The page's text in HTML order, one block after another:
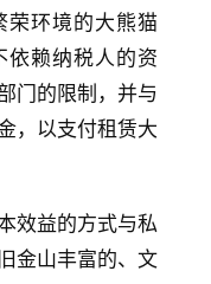
荣环境的大熊猫
依赖纳税人的资
门的限制，并与
，以支付租赁大
效益的方式与私
金山丰富的、文